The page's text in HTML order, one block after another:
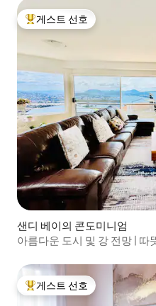
상위 게스트 선호
게스트 선호
샌디 베이의 콘도미니엄
아름다운 도시 및 강 전망 | 따
상위 게스트 선호
게스트 선호